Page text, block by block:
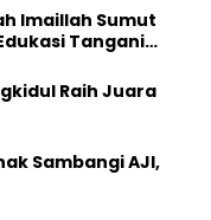
Imaillah Sumut
Tangani
Raih Juara
Sambangi AJI,